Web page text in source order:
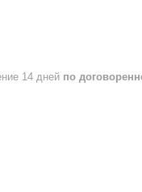
14 дней по